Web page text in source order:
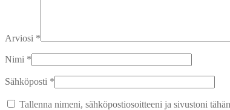
Arviosi *
Nimi *
Sähköposti *
Tallenna nimeni, sähköpostiosoitteeni ja sivustoni